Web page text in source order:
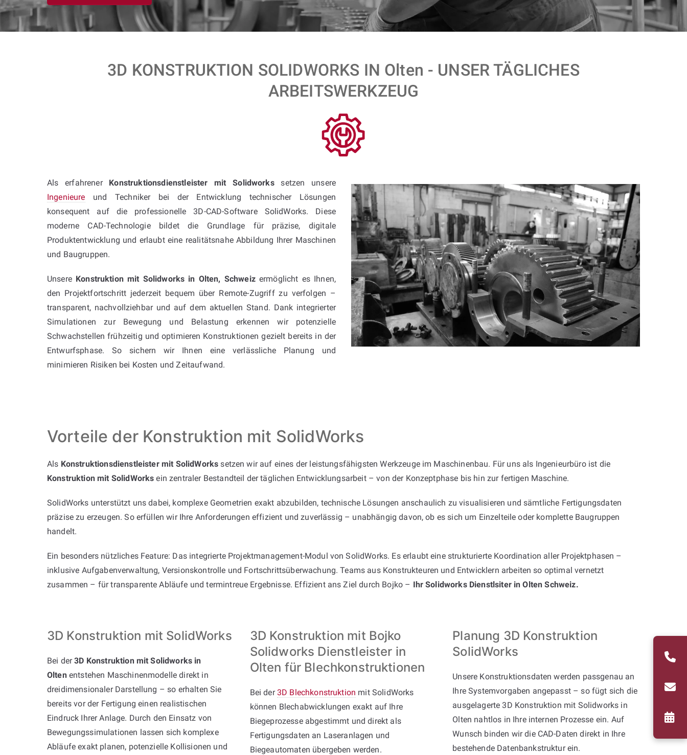
3D KONSTRUKTION SOLIDWORKS IN Olten - UNSER TÄGLICHES
ARBEITSWERKZEUG
Als erfahrener Konstruktionsdienstleister mit Solidworkssetzen unsere
Ingenieure und Techniker bei der Entwicklung technischer Lösungen
konsequent auf die professionelle 3D-CAD-Software SolidWorks. Diese
moderne CAD-Technologie bildet die Grundlage für präzise, digitale
Produktentwicklung und erlaubt eine realitätsnahe Abbildung Ihrer Maschinen
und Baugruppen.
Unsere Konstruktion mit Solidworks in Olten, Schweizermöglicht es Ihnen,
den Projektfortschritt jederzeit bequem über Remote-Zugriff zu verfolgen –
transparent, nachvollziehbar und auf dem aktuellen Stand. Dank integrierter
Simulationen zur Bewegung und Belastung erkennen wir potenzielle
Schwachstellen frühzeitig und optimieren Konstruktionen gezielt bereits in der
Entwurfsphase. So sichern wir Ihnen eine verlässliche Planung und
minimieren Risiken bei Kosten und Zeitaufwand.
Vorteile der Konstruktion mit SolidWorks
Als Konstruktionsdienstleister mit SolidWorks setzen wir auf eines der leistungsfähigsten Werkzeuge im Maschinenbau. Für uns als Ingenieurbüro ist die
Konstruktion mit SolidWorks ein zentraler Bestandteil der täglichen Entwicklungsarbeit – von der Konzeptphase bis hin zur fertigen Maschine.
SolidWorks unterstützt uns dabei, komplexe Geometrien exakt abzubilden, technische Lösungen anschaulich zu visualisieren und sämtliche Fertigungsdaten
präzise zu erzeugen. So erfüllen wir Ihre Anforderungen effizient und zuverlässig – unabhängig davon, ob es sich um Einzelteile oder komplette Baugruppen
handelt.
Ein besonders nützliches Feature: Das integrierte Projektmanagement-Modul von SolidWorks. Es erlaubt eine strukturierte Koordination aller Projektphasen –
inklusive Aufgabenverwaltung, Versionskontrolle und Fortschrittsüberwachung. Teams aus Konstrukteuren und Entwicklern arbeiten so optimal vernetzt
zusammen – für transparente Abläufe und termintreue Ergebnisse. Effizient ans Ziel durch Bojko – Ihr Solidworks Dienstlsiter in Olten Schweiz.
3D Konstruktion mit SolidWorks
Bei der3D Konstruktion mit Solidworks in
Oltenentstehen Maschinenmodelle direkt in
dreidimensionaler Darstellung – so erhalten Sie
bereits vor der Fertigung einen realistischen
Eindruck Ihrer Anlage. Durch den Einsatz von
Bewegungssimulationen lassen sich komplexe
Abläufe exakt planen, potenzielle Kollisionen und
3D Konstruktion mit Bojko
Solidworks Dienstleister in
Olten für Blechkonstruktionen
Bei der3D Blechkonstruktion mit SolidWorks
können Blechabwicklungen exakt auf Ihre
Biegeprozesse abgestimmt und direkt als
Fertigungsdaten an Laseranlagen und
Biegeautomaten übergeben werden.
Planung 3D Konstruktion
SolidWorks
Unsere Konstruktionsdaten werden passgenau an
Ihre Systemvorgaben angepasst – so fügt sich die
ausgelagerte 3D Konstruktion mit Solidworks in
Olten nahtlos in Ihre internen Prozesse ein. Auf
Wunsch binden wir die CAD-Daten direkt in Ihre
bestehende Datenbankstruktur ein.